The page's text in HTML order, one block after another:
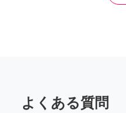
よくある質問